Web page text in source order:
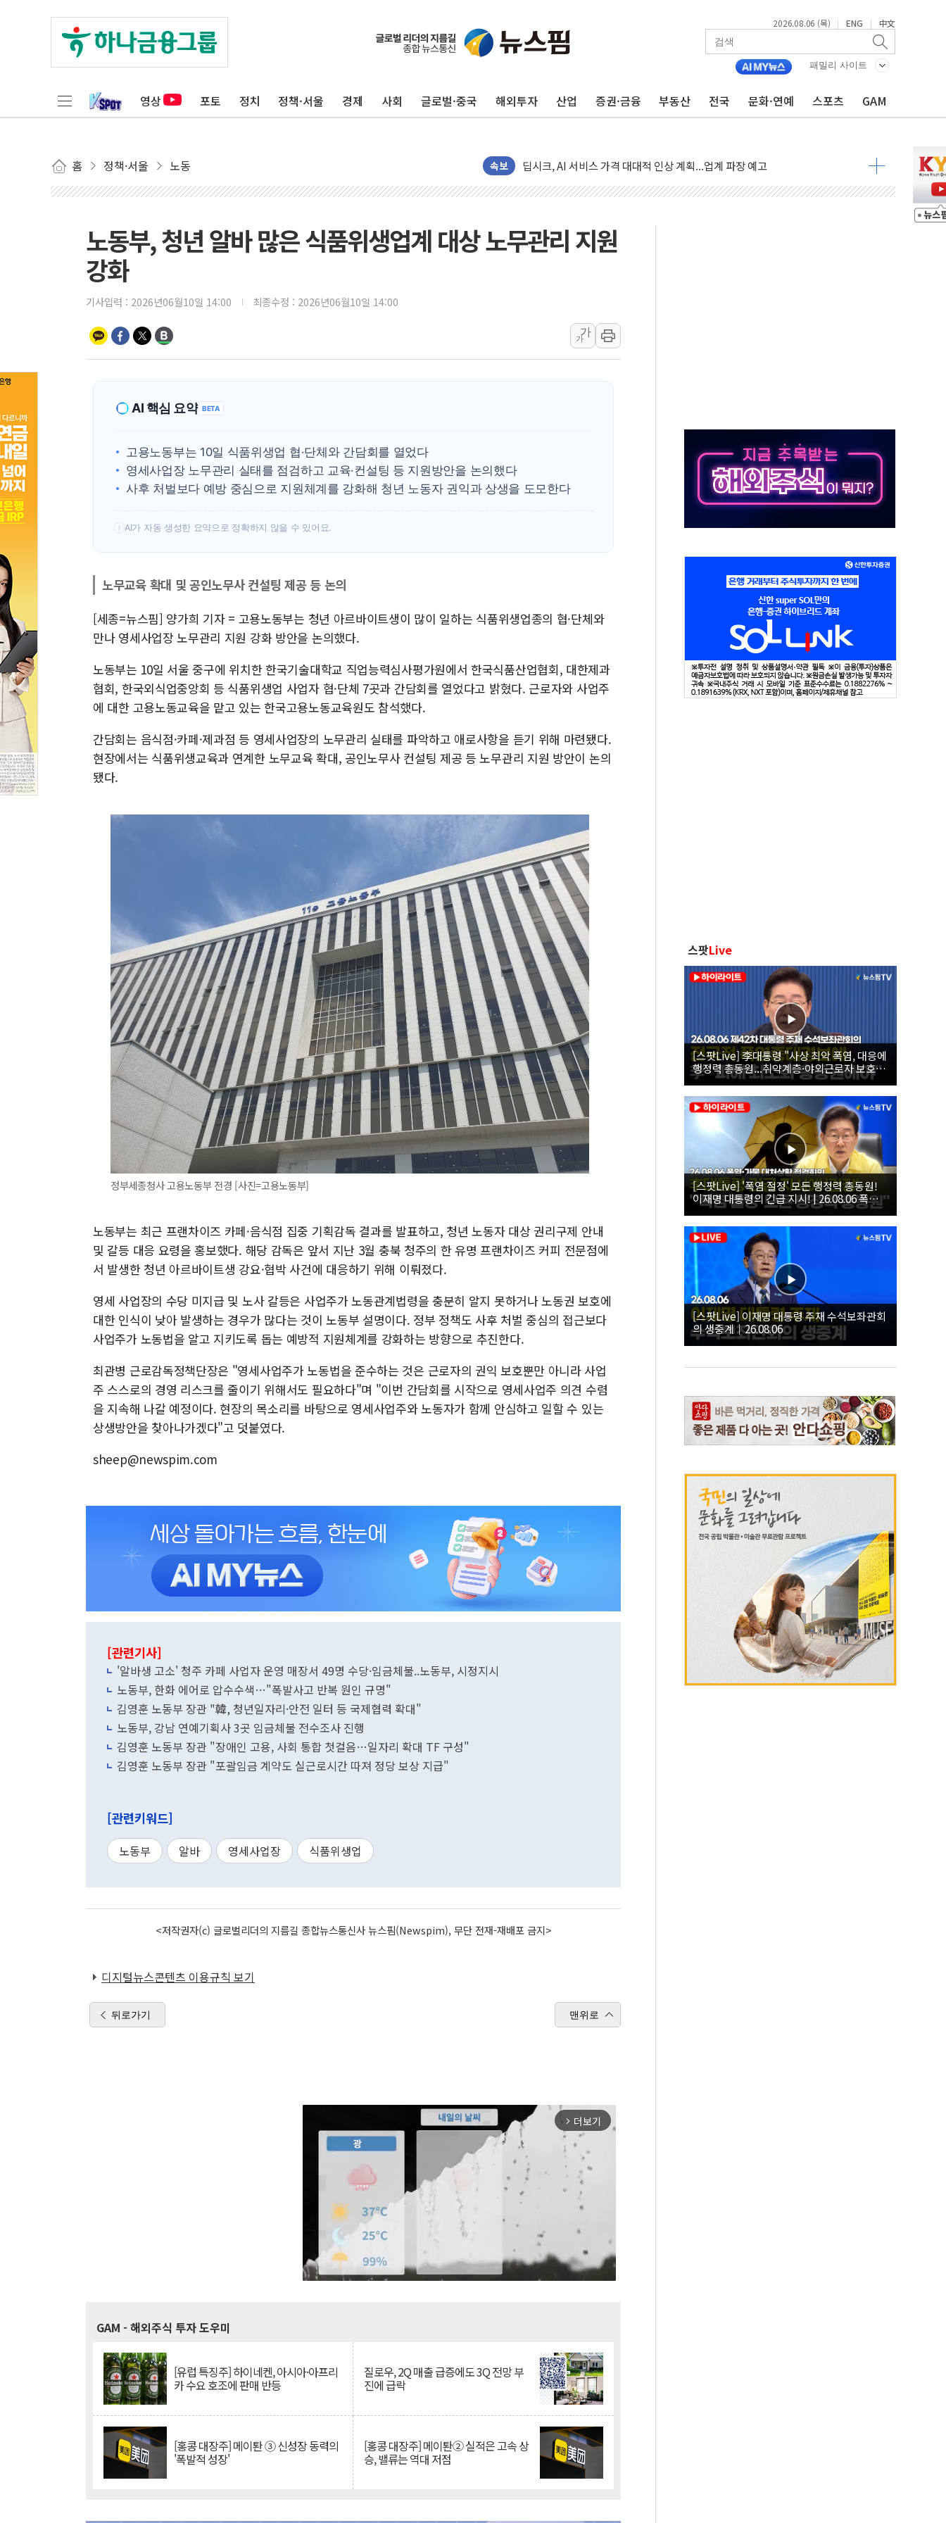
2026.08.06 (목) | ENG | 中文
패밀리 사이트
영상 포토 정치 정책·서울 경제 사회 글로벌·중국 해외투자 산업 증권·금융 부동산 전국 문화·연예 스포츠 GAM
홈 정책·서울 노동 속보
서울 아파트값 0.26%↑…상승폭 커졌지만 고가주택 밀집된 강남·서초 둔화
딥시크, AI 서비스 가격 대대적 인상 계획...업계 파장 예고
CJ프레시웨이, 2분기 영업익 14.2% 감소…"온라인 사업으로 성장"
구리시 입주업종 확대…'현대 테라타워 구리갈매' 공급
KCC, 실적은 주춤했지만…'매출 절반' 실리콘 반등에 하반기 기대
[종합] 李대통령 "취약계층 안부에 AI 활용…이주노동자 폭염 방치, 국격 훼손"
삼성전자, 넷리스트와 5년 전략적 제휴…HBM 특허 분쟁 종결
한국앤컴퍼니그룹, "AI는 도구 아닌 동료"…현업 중심 AX 가속
李대통령 "취약계층 돼 가는 청년들…실제 수요에 맞게 정책 정비"
노동부, 청년 알바 많은 식품위생업계 대상 노무관리 지원
강화
기사입력 : 2026년06월10일 14:00 최종수정 : 2026년06월10일 14:00
가
가
AI 핵심 요약 BETA
고용노동부는 10일 식품위생업 협·단체와 간담회를 열었다
영세사업장 노무관리 실태를 점검하고 교육·컨설팅 등 지원방안을 논의했다
사후 처벌보다 예방 중심으로 지원체계를 강화해 청년 노동자 권익과 상생을 도모한다
! AI가 자동 생성한 요약으로 정확하지 않을 수 있어요.
노무교육 확대 및 공인노무사 컨설팅 제공 등 논의
[세종=뉴스핌] 양가희 기자 = 고용노동부는 청년 아르바이트생이 많이 일하는 식품위생업종의 협·단체와
만나 영세사업장 노무관리 지원 강화 방안을 논의했다.
노동부는 10일 서울 중구에 위치한 한국기술대학교 직업능력심사평가원에서 한국식품산업협회, 대한제과
협회, 한국외식업중앙회 등 식품위생업 사업자 협·단체 7곳과 간담회를 열었다고 밝혔다. 근로자와 사업주
에 대한 고용노동교육을 맡고 있는 한국고용노동교육원도 참석했다.
간담회는 음식점·카페·제과점 등 영세사업장의 노무관리 실태를 파악하고 애로사항을 듣기 위해 마련됐다.
현장에서는 식품위생교육과 연계한 노무교육 확대, 공인노무사 컨설팅 제공 등 노무관리 지원 방안이 논의
됐다.
정부세종청사 고용노동부 전경 [사진=고용노동부]
노동부는 최근 프랜차이즈 카페·음식점 집중 기획감독 결과를 발표하고, 청년 노동자 대상 권리구제 안내
및 갈등 대응 요령을 홍보했다. 해당 감독은 앞서 지난 3월 충북 청주의 한 유명 프랜차이즈 커피 전문점에
서 발생한 청년 아르바이트생 강요·협박 사건에 대응하기 위해 이뤄졌다.
영세 사업장의 수당 미지급 및 노사 갈등은 사업주가 노동관계법령을 충분히 알지 못하거나 노동권 보호에
대한 인식이 낮아 발생하는 경우가 많다는 것이 노동부 설명이다. 정부 정책도 사후 처벌 중심의 접근보다
사업주가 노동법을 알고 지키도록 돕는 예방적 지원체계를 강화하는 방향으로 추진한다.
최관병 근로감독정책단장은 "영세사업주가 노동법을 준수하는 것은 근로자의 권익 보호뿐만 아니라 사업
주 스스로의 경영 리스크를 줄이기 위해서도 필요하다"며 "이번 간담회를 시작으로 영세사업주 의견 수렴
을 지속해 나갈 예정이다. 현장의 목소리를 바탕으로 영세사업주와 노동자가 함께 안심하고 일할 수 있는
상생방안을 찾아나가겠다"고 덧붙였다.
sheep@newspim.com
[관련기사]
'알바생 고소' 청주 카페 사업자 운영 매장서 49명 수당·임금체불..노동부, 시정지시
노동부, 한화 에어로 압수수색…"폭발사고 반복 원인 규명"
김영훈 노동부 장관 "韓, 청년일자리·안전 일터 등 국제협력 확대"
노동부, 강남 연예기획사 3곳 임금체불 전수조사 진행
김영훈 노동부 장관 "장애인 고용, 사회 통합 첫걸음…일자리 확대 TF 구성"
김영훈 노동부 장관 "포괄임금 계약도 실근로시간 따져 정당 보상 지급"
[관련키워드]
노동부 알바 영세사업장 식품위생업
<저작권자(c) 글로벌리더의 지름길 종합뉴스통신사 뉴스핌(Newspim), 무단 전재-재배포 금지>
디지털뉴스콘텐츠 이용규칙 보기
뒤로가기 맨위로
arrow_forward_ios 더보기
GAM - 해외주식 투자 도우미
[유럽 특징주] 하이네켄, 아시아·아프리
카 수요 호조에 판매 반등
질로우, 2Q 매출 급증에도 3Q 전망 부
진에 급락
[홍콩 대장주] 메이퇀 ③ 신성장 동력의
'폭발적 성장'
[홍콩 대장주] 메이퇀② 실적은 고속 상
승, 밸류는 역대 저점
스팟Live
[스팟Live] 李대통령 "사상 최악 폭염, 대응에
행정력 총동원...취약계층·야외근로자 보호에
힘써야"｜26.08.06 제42차 대통령 주재 수석
보좌관회의
[스팟Live] '폭염 절정' 모든 행정력 총동원!
이재명 대통령의 긴급 지시! | 26.08.06 폭염•
가뭄 대처상황 점검회의
[스팟Live] 이재명 대통령 주재 수석보좌관회
의 생중계｜26.08.06